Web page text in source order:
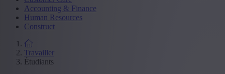
Accounting & Finance
Human Resources
Construct
Travailler
Étudiants